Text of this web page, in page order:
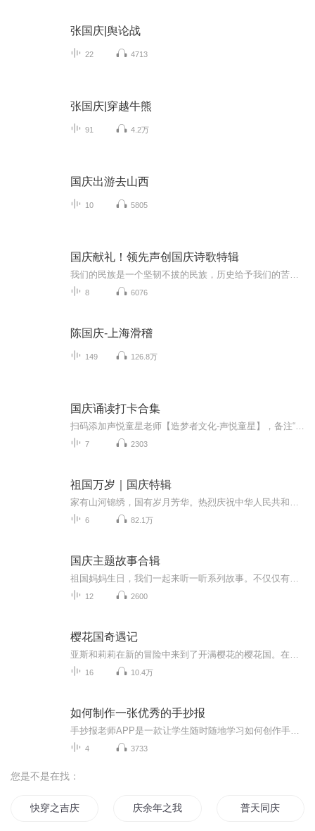
张国庆|舆论战
22 4713
张国庆|穿越牛熊
91 4.2万
国庆出游去山西
10 5805
国庆献礼！领先声创国庆诗歌特辑
8 6076
陈国庆-上海滑稽
149 126.8万
国庆诵读打卡合集
7 2303
祖国万岁｜国庆特辑
6 82.1万
国庆主题故事合辑
12 2600
樱花国奇遇记
16 10.4万
如何制作一张优秀的手抄报
4 3733
您是不是在找：
快穿之吉庆有余 庆余年之我叫王启年 普天同庆